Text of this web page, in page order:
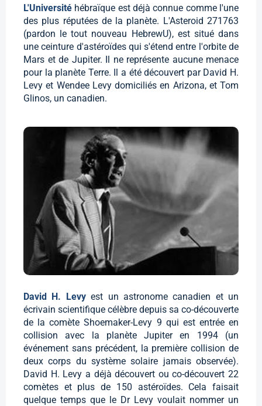
L'Université hébraïque est déjà connue comme l'une
des plus réputées de la planète. L'Asteroid 271763
(pardon le tout nouveau HebrewU), est situé dans
une ceinture d'astéroïdes qui s'étend entre l'orbite de
Mars et de Jupiter. Il ne représente aucune menace
pour la planète Terre. Il a été découvert par David H.
Levy et Wendee Levy domiciliés en Arizona, et Tom
Glinos, un canadien.
David H. Levyest un astronome canadien et un
écrivain scientifique célèbre depuis sa co-découverte
de la comète Shoemaker-Levy 9 qui est entrée en
collision avec la planète Jupiter en 1994 (un
événement sans précédent, la première collision de
deux corps du système solaire jamais observée).
David H. Levy a déjà découvert ou co-découvert 22
comètes et plus de 150 astéroïdes. Cela faisait
quelque temps que le Dr Levy voulait nommer un